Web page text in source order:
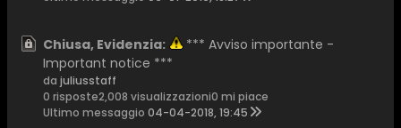
Chiusa, Evidenzia:
*** Avviso importante -
Important notice ***
da juliusstaff
0 risposte2,008 visualizzazioni0 mi piace
Ultimo messaggio 04-04-2018, 19:45